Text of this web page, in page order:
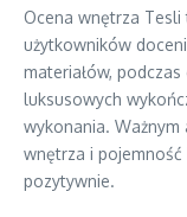
Ocena wnętrza Tesli
użytkowników
materiałów,
luksusowych
wykonania.
wnętrza i pojemność
pozytywnie.